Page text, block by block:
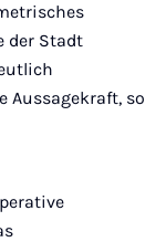
der Stadt
Aussagekraft, so